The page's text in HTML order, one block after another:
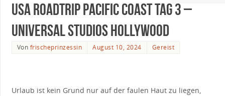
USA Roadtrip Pacific Coast Tag 3 –
Universal Studios Hollywood
Von frischeprinzessin August 10, 2024 Gereist
Urlaub ist kein Grund nur auf der faulen Haut zu liegen,